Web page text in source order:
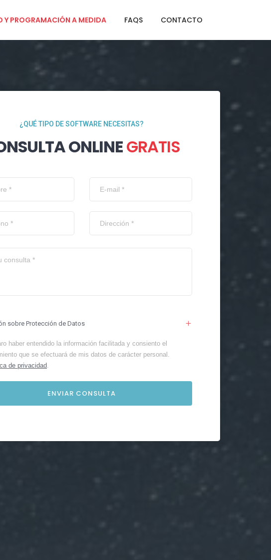
Y PROGRAMACIÓN A MEDIDA FAQS CONTACTO
¿QUÉ TIPO DE SOFTWARE NECESITAS?
ONLINEGRATIS
sobre Protección de Datos
haber entendido la información facilitada y consiento el
que se efectuará de mis datos de carácter personal.
de privacidad.